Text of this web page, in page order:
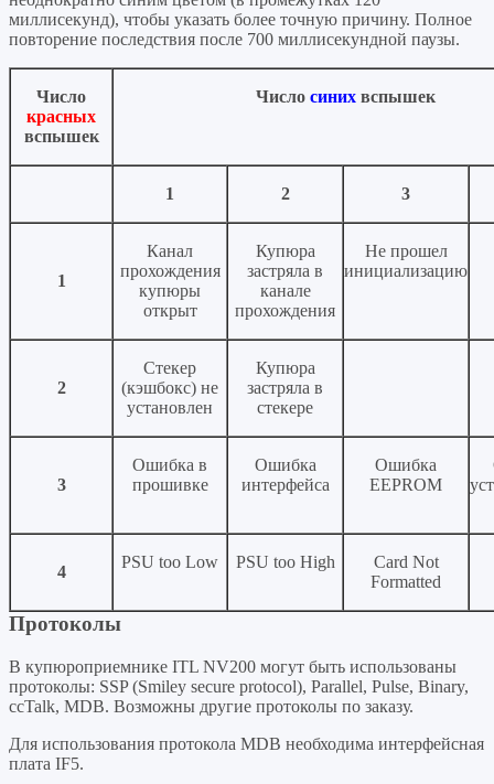
миллисекунд), чтобы указать более точную причину. Полное
повторение последствия после 700 миллисекундной паузы.
Число
красных
вспышек
Число синих вспышек
1 2 3
1
Канал
прохождения
купюры
открыт
Купюра
застряла в
канале
прохождения
Не прошел
инициализацию
2
Стекер
(кэшбокс) не
установлен
Купюра
застряла в
стекере
3
Ошибка в
прошивке
Ошибка
интерфейса
Ошибка
EEPROM
4
PSU too Low PSU too High
Card Not
Formatted
Протоколы
В купюроприемнике ITL NV200 могут быть использованы
протоколы: SSP (Smiley secure protocol), Parallel, Pulse, Binary,
ccTalk, MDB. Возможны другие протоколы по заказу.
Для использования протокола MDB необходима интерфейсная
плата IF5.